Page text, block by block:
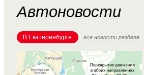
Автоновости
В Екатеринбурге все новости раздела